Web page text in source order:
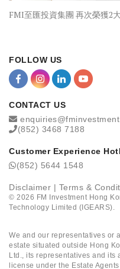
FMI至匯投資集團 再次榮獲2
FOLLOW US
CONTACT US
(852) 3468 7188
Customer Experience
(852) 5644 1548
Disclaimer | Terms &
© 2026 FM Investment Hong
Technology Limited (IGEARS).
We and our representatives or
estate situated outside Hong
Ltd., its representatives and its
license under the Estate